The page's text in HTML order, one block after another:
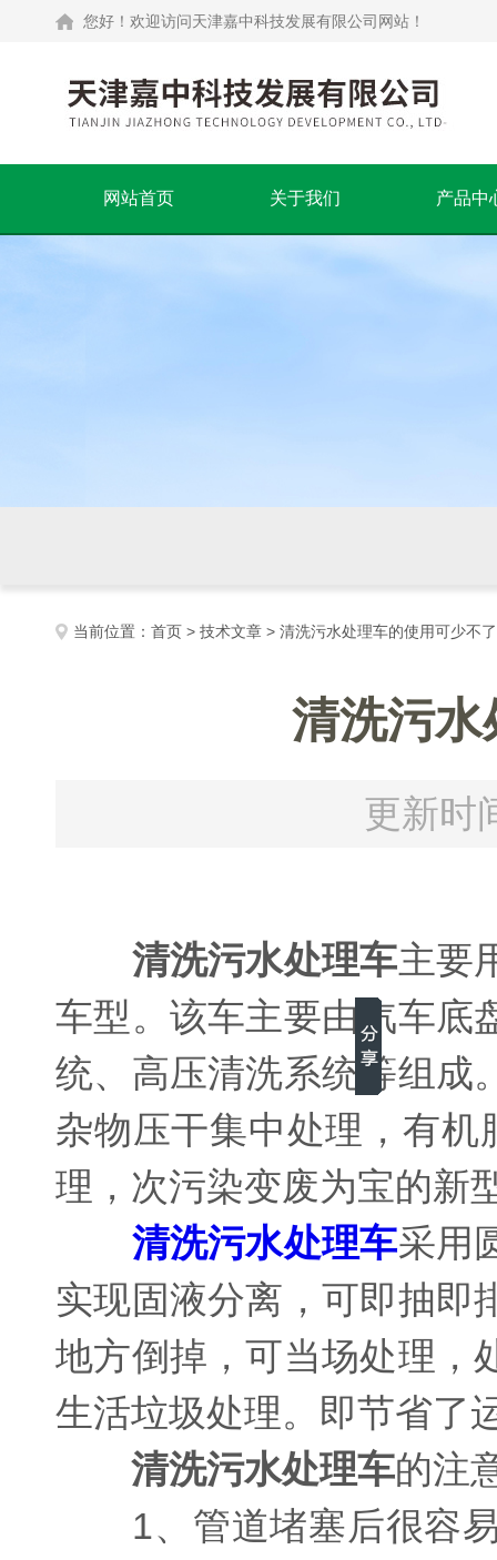
您好！欢迎访问天津嘉中科技发展有限公司网站！
网站首页 关于我们 产品中
当前位置： 首页 > 技术文章 > 清洗污水处理车的使用可少不
清洗污水
更新时
清洗污水处理车主要
车型。该车主要由汽车底
统、高压清洗系统等组成
杂物压干集中处理，有
理，次污染变废为宝的新
清洗污水处理车采用
实现固液分离，可即抽即
地方倒掉，可当场处理，
生活垃圾处理。即节省了
清洗污水处理车的注
1、管道堵塞后很容易